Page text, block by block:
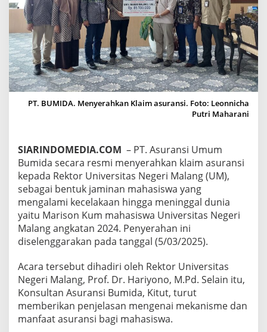
U
R
A
K
L
A
I
M
I
N
G
A
L
K
C
L
A
K
A
PT. BUMIDA. Menyerahkan Klaim asuransi. Foto: Leonnicha
Putri Maharani
SIARINDOMEDIA.COM – PT. Asuransi Umum
Bumida secara resmi menyerahkan klaim asuransi
kepada Rektor Universitas Negeri Malang (UM),
sebagai bentuk jaminan mahasiswa yang
mengalami kecelakaan hingga meninggal dunia
yaitu Marison Kum mahasiswa Universitas Negeri
Malang angkatan 2024. Penyerahan ini
diselenggarakan pada tanggal (5/03/2025).
Acara tersebut dihadiri oleh Rektor Universitas
Negeri Malang, Prof. Dr. Hariyono, M.Pd. Selain itu,
Konsultan Asuransi Bumida, Kitut, turut
memberikan penjelasan mengenai mekanisme dan
manfaat asuransi bagi mahasiswa.